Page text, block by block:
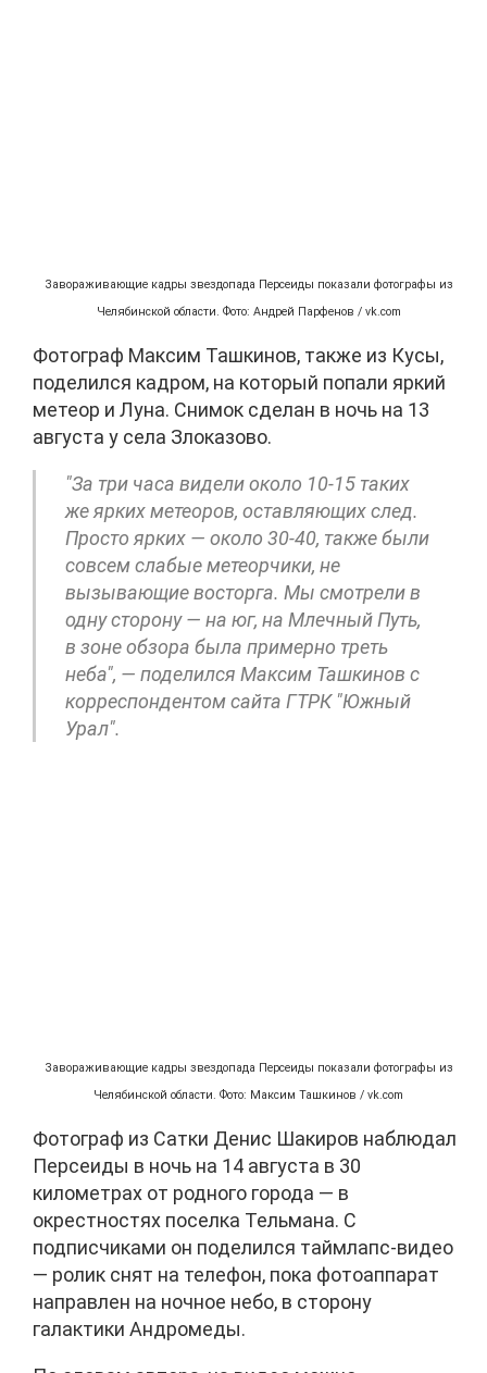
Завораживающие кадры звездопада Персеиды показали фотографы из
Челябинской области. Фото: Андрей Парфенов / vk.com
Фотограф Максим Ташкинов, также из Кусы,
поделился кадром, на который попали яркий
метеор и Луна. Снимок сделан в ночь на 13
августа у села Злоказово.
"За три часа видели около 10-15 таких
же ярких метеоров, оставляющих след.
Просто ярких — около 30-40, также были
совсем слабые метеорчики, не
вызывающие восторга. Мы смотрели в
одну сторону — на юг, на Млечный Путь,
в зоне обзора была примерно треть
неба", — поделился Максим Ташкинов с
корреспондентом сайта ГТРК "Южный
Урал".
Завораживающие кадры звездопада Персеиды показали фотографы из
Челябинской области. Фото: Максим Ташкинов / vk.com
Фотограф из Сатки Денис Шакиров наблюдал
Персеиды в ночь на 14 августа в 30
километрах от родного города — в
окрестностях поселка Тельмана. С
подписчиками он поделился таймлапс-видео
— ролик снят на телефон, пока фотоаппарат
направлен на ночное небо, в сторону
галактики Андромеды.